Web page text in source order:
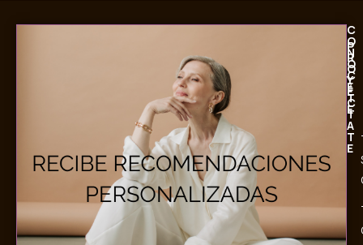
C
O
N
Ó
C
E
T
E
P
R
O
Y
É
C
T
A
T
E